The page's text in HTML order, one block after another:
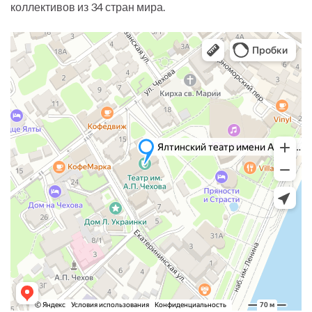
коллективов из 34 стран мира.